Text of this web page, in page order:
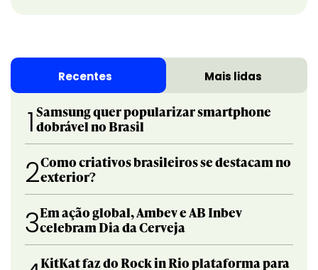
Recentes Mais lidas
1 Samsung quer popularizar smartphone
dobrável no Brasil
2Como criativos brasileiros se destacam no
exterior?
3Em ação global, Ambev e AB Inbev
celebram Dia da Cerveja
KitKat faz do Rock in Rio plataforma para